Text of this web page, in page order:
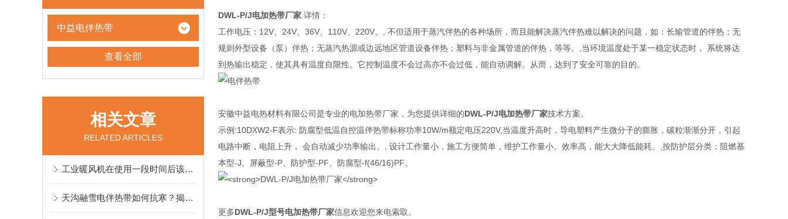
中益电伴热带
查看全部
相关文章
RELATED ARTICLES
工业暖风机在使用一段时间后该如何保养呢
天沟融雪电伴热带如何抗寒？揭秘！
DWL-P/J电加热带厂家 详情：
工作电压：12V、24V、36V、110V、220V。, 不但适用于蒸汽伴热的各种场所，而且能解决蒸汽伴热难以解决的问题，如：长输管道的伴热；无
规则外型设备（泵）伴热；无蒸汽热源或边远地区管道设备伴热；塑料与非金属管道的伴热，等等。,当环境温度处于某一稳定状态时， 系统将达
到热输出稳定，使其具有温度自限性。它控制温度不会过高亦不会过低，能自动调解。从而，达到了安全可靠的目的。
安徽中益电热材料有限公司是专业的电加热带厂家，为您提供详细的DWL-P/J电加热带厂家技术方案。
示例:10DXW2-F表示: 防腐型低温自控温伴热带标称功率10W/m额定电压220V,当温度升高时，导电塑料产生微分子的膨胀，碳粒渐渐分开，引起
电路中断，电阻上升， 会自动减少功率输出。, 设计工作量小，施工方便简单，维护工作量小。效率高，能大大降低能耗。,按防护层分类：阻燃基
本型-J、屏蔽型-P、防护型-PF、防腐型-f(46/16)PF。
更多DWL-P/J型号电加热带厂家信息欢迎您来电索取。